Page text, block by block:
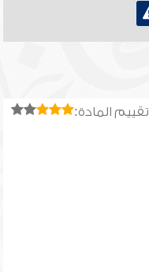
تقييم المادة: